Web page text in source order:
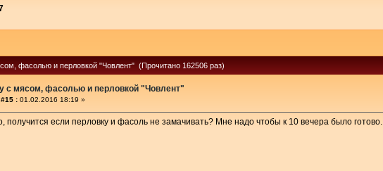
фасолью и перловкой "Човлент" (Прочитано 162506 раз)
с мясом, фасолью и перловкой "Човлент"
: 01.02.2016 18:19 »
получится если перловку и фасоль не замачивать? Мне надо чтобы к 10 вечера было готово.